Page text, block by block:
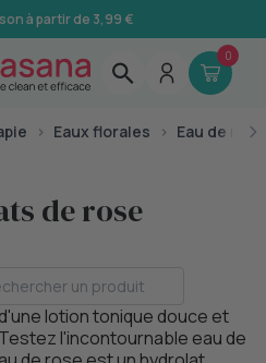
à partir de 3,99 €
0
› Eaux florales › Eau de rose
de rose
lotion tonique douce et
l'incontournable eau de